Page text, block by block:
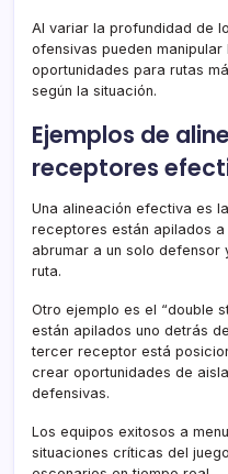
Al variar la profundidad de
ofensivas pueden
oportunidades para rutas
según la situación.
Ejemplos de
receptores
Una alineación efectiva es
receptores están apilados a
abrumar a un solo defensor
ruta.
Otro ejemplo es el “double
están apilados uno detrás
tercer receptor está
crear oportunidades de
defensivas.
Los equipos exitosos a
situaciones críticas del